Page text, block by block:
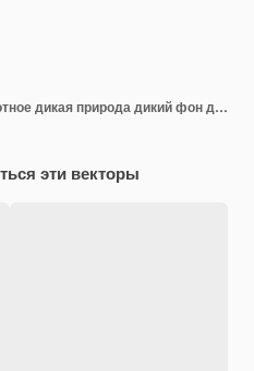
иллюстрация олень животное дикая природа дикий фон дизайн млекопитающих вектор оленя искусство i
эти векторы